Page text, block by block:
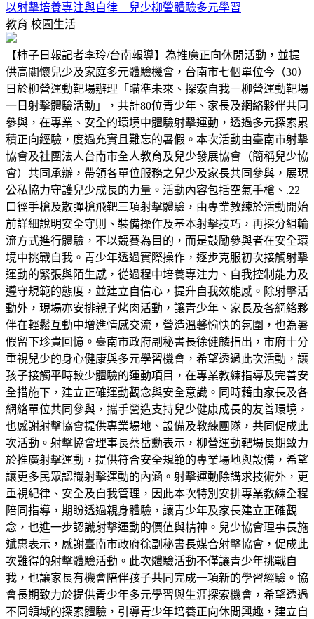
以射擊培養專注與自律 兒少柳營體驗多元學習
教育 校園生活
【柿子日報記者李玲/台南報導】為推廣正向休閒活動，並提
供高關懷兒少及家庭多元體驗機會，台南市七個單位今（30）
日於柳營運動靶場辦理「瞄準未來、探索自我－柳營運動靶場
一日射擊體驗活動」，共計80位青少年、家長及網絡夥伴共同
參與，在專業、安全的環境中體驗射擊運動，透過多元探索累
積正向經驗，度過充實且難忘的暑假。本次活動由臺南市射擊
協會及社團法人台南市全人教育及兒少發展協會（簡稱兒少協
會）共同承辦，帶領各單位服務之兒少及家長共同參與，展現
公私協力守護兒少成長的力量。活動內容包括空氣手槍、.22
口徑手槍及散彈槍飛靶三項射擊體驗，由專業教練於活動開始
前詳細說明安全守則、裝備操作及基本射擊技巧，再採分組輪
流方式進行體驗，不以競賽為目的，而是鼓勵參與者在安全環
境中挑戰自我。青少年透過實際操作，逐步克服初次接觸射擊
運動的緊張與陌生感，從過程中培養專注力、自我控制能力及
遵守規範的態度，並建立自信心，提升自我效能感。除射擊活
動外，現場亦安排親子烤肉活動，讓青少年、家長及各網絡夥
伴在輕鬆互動中增進情感交流，營造溫馨愉快的氛圍，也為暑
假留下珍貴回憶。臺南市政府副秘書長徐健麟指出，市府十分
重視兒少的身心健康與多元學習機會，希望透過此次活動，讓
孩子接觸平時較少體驗的運動項目，在專業教練指導及完善安
全措施下，建立正確運動觀念與安全意識。同時藉由家長及各
網絡單位共同參與，攜手營造支持兒少健康成長的友善環境，
也感謝射擊協會提供專業場地、設備及教練團隊，共同促成此
次活動。射擊協會理事長蔡岳勳表示，柳營運動靶場長期致力
於推廣射擊運動，提供符合安全規範的專業場地與設備，希望
讓更多民眾認識射擊運動的內涵。射擊運動除講求技術外，更
重視紀律、安全及自我管理，因此本次特別安排專業教練全程
陪同指導，期盼透過親身體驗，讓青少年及家長建立正確觀
念，也進一步認識射擊運動的價值與精神。兒少協會理事長施
斌惠表示，感謝臺南市政府徐副秘書長媒合射擊協會，促成此
次難得的射擊體驗活動。此次體驗活動不僅讓青少年挑戰自
我，也讓家長有機會陪伴孩子共同完成一項新的學習經驗。協
會長期致力於提供青少年多元學習與生涯探索機會，希望透過
不同領域的探索體驗，引導青少年培養正向休閒興趣，建立自